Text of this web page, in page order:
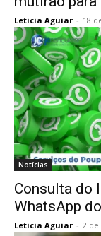
Leticia Aguiar - 18
Notícias
Consulta do
WhatsApp
Leticia Aguiar - 2 de